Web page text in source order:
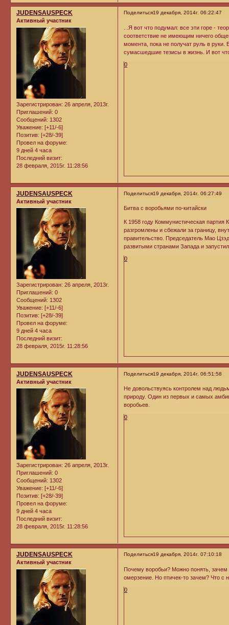
Поделиться19 декабря, 2014г. 06:22:47
JUDENSAUSPECK
Активный участник
Зарегистрирован: 26 апреля, 2013г.
Приглашений: 0
Сообщений: 1302
Уважение: [+11/-6]
Позитив: [+28/-39]
Провел на форуме:
9 дней 4 часа
Последний визит:
28 февраля, 2015г. 11:28:56
...Я вот что подумал: все эти горе -
соответствие не имеющим ничего
момента, пока не получат руль в руки.
сумасшедшие тезисы в жизнь. И вот
0
Поделиться19 декабря, 2014г. 06:27:49
JUDENSAUSPECK
Активный участник
Зарегистрирован: 26 апреля, 2013г.
Приглашений: 0
Сообщений: 1302
Уважение: [+11/-6]
Позитив: [+28/-39]
Провел на форуме:
9 дней 4 часа
Последний визит:
28 февраля, 2015г. 11:28:56
Битва с воробьями по-китайски
К 1958 году Коммунистическая партия
разгромлены и сбежали за границу,
правительство. Председатель Мао
развитыми странами Запада и
0
Поделиться19 декабря, 2014г. 06:51:58
JUDENSAUSPECK
Активный участник
Зарегистрирован: 26 апреля, 2013г.
Приглашений: 0
Сообщений: 1302
Уважение: [+11/-6]
Позитив: [+28/-39]
Провел на форуме:
9 дней 4 часа
Последний визит:
28 февраля, 2015г. 11:28:56
Не довольствуясь контролем над
природу. Один из первых и самых
воробьев.
0
Поделиться19 декабря, 2014г. 07:10:18
JUDENSAUSPECK
Активный участник
Почему воробьи? Можно понять,
омерзение. Но птичек-то зачем? Что с
0